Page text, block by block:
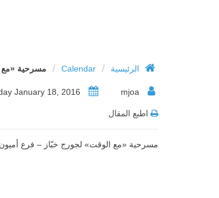
الرئيسية /
Calendar
/ مسرحية «مع
اطبع المقال
مسرحية «مع الوقت» لجورج خبّاز – فرع أميون